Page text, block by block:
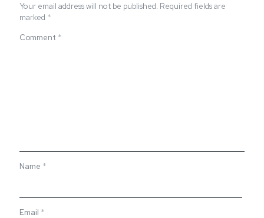
Your email address will not be published. Required fields are
marked *
Comment *
Name *
Email *